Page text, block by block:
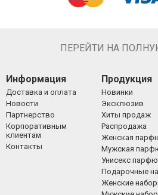
ПЕРЕЙТИ НА
Информация
Доставка и оплата
Новости
Партнерство
Корпоративным
клиентам
Контакты
Продукция
Новинки
Эксклюзив
Хиты продаж
Распродажа
Женская
Мужская
Унисекс
Подарочные
Женские